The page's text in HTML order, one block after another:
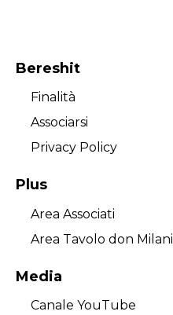
Bereshit
Finalità
Associarsi
Privacy Policy
Plus
Area Associati
Area Tavolo don Milani
Media
Canale YouTube